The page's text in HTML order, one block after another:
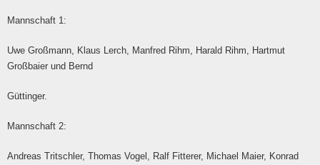
Mannschaft 1:
Uwe Großmann, Klaus Lerch, Manfred Rihm, Harald Rihm, Hartmut
Großbaier und Bernd
Güttinger.
Mannschaft 2:
Andreas Tritschler, Thomas Vogel, Ralf Fitterer, Michael Maier, Konrad